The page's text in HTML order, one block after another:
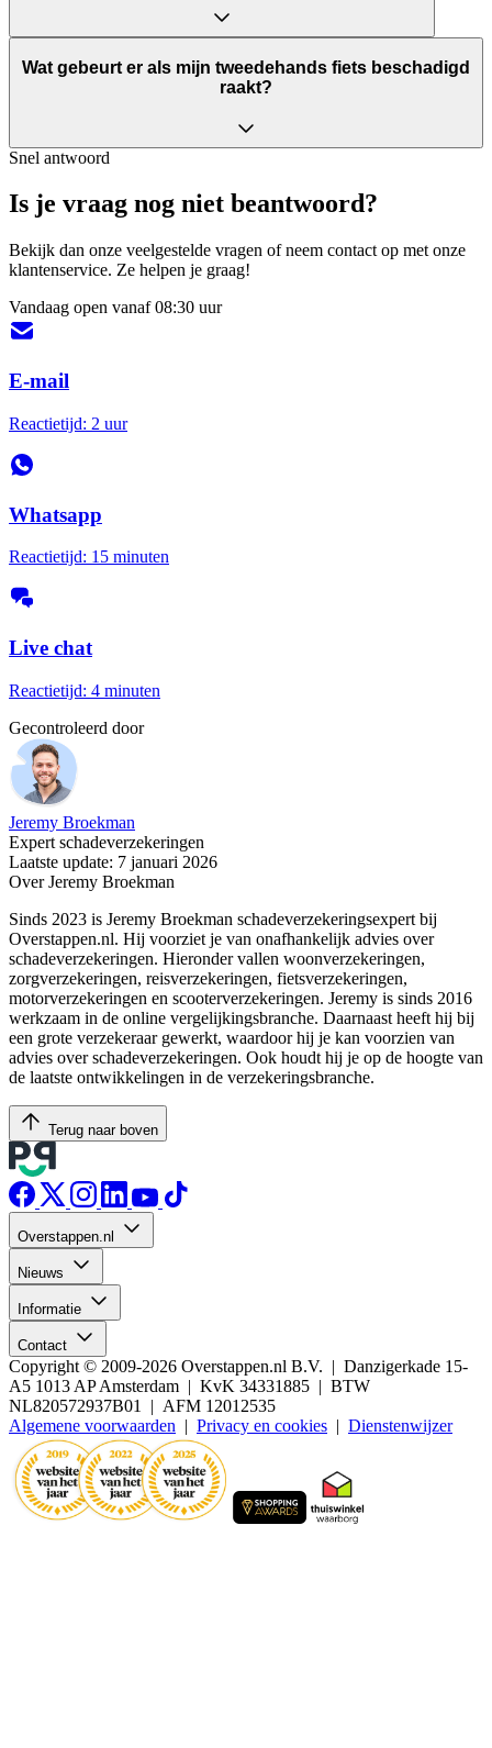
Wat gebeurt er als mijn tweedehands fiets beschadigd
raakt?
Snel antwoord
Is je vraag nog niet beantwoord?
Bekijk dan onze veelgestelde vragen of neem contact op met onze
klantenservice. Ze helpen je graag!
Vandaag open vanaf 08:30 uur
E-mail
Reactietijd: 2 uur
Whatsapp
Reactietijd: 15 minuten
Live chat
Reactietijd: 4 minuten
Gecontroleerd door
Jeremy Broekman
Expert schadeverzekeringen
Laatste update: 7 januari 2026
Over Jeremy Broekman
Sinds 2023 is Jeremy Broekman schadeverzekeringsexpert bij
Overstappen.nl. Hij voorziet je van onafhankelijk advies over
schadeverzekeringen. Hieronder vallen woonverzekeringen,
zorgverzekeringen, reisverzekeringen, fietsverzekeringen,
motorverzekeringen en scooterverzekeringen. Jeremy is sinds 2016
werkzaam in de online vergelijkingsbranche. Daarnaast heeft hij bij
een grote verzekeraar gewerkt, waardoor hij je kan voorzien van
advies over schadeverzekeringen. Ook houdt hij je op de hoogte van
de laatste ontwikkelingen in de verzekeringsbranche.
Terug naar boven
Overstappen.nl
Nieuws
Informatie
Contact
Copyright © 2009-2026 Overstappen.nl B.V. | Danzigerkade 15-
A5 1013 AP Amsterdam | KvK 34331885 | BTW
NL820572937B01 | AFM 12012535
Algemene voorwaarden | Privacy en cookies | Dienstenwijzer